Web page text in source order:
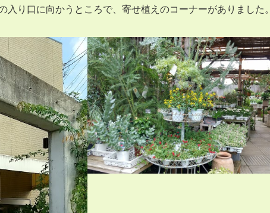
入り口に向かうところで、寄せ植えのコーナーがありました。